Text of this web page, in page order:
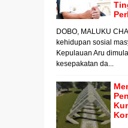
DOBO, MALUKU
kehidupan sosial
Kepulauan Aru
kesepakatan da...